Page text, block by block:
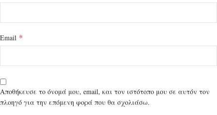
Email *
Αποθήκευσε το όνομά μου, email, και τον ιστότοπο μου σε αυτόν τον
πλοηγό για την επόμενη φορά που θα σχολιάσω.